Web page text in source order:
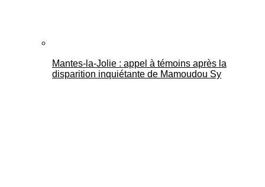
Mantes-la-Jolie : appel à témoins après la
disparition inquiétante de Mamoudou Sy